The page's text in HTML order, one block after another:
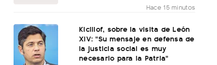
Hace 15 minutos
Kicillof, sobre la visita de León
XIV: "Su mensaje en defensa de
la justicia social es muy
necesario para la Patria"